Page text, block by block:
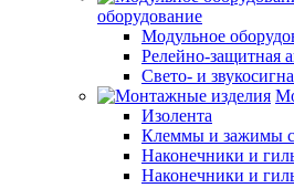
оборудование
Модульное
Релейно-защитная
Свето- и
Изолента
Клеммы и зажимы
Наконечники и
Наконечники и